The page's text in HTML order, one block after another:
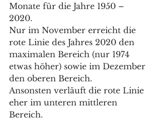
Monate für die Jahre 1950 –
2020.
Nur im November erreicht die
rote Linie des Jahres 2020 den
maximalen Bereich (nur 1974
etwas höher) sowie im Dezember
den oberen Bereich.
Ansonsten verläuft die rote Linie
eher im unteren mittleren
Bereich.